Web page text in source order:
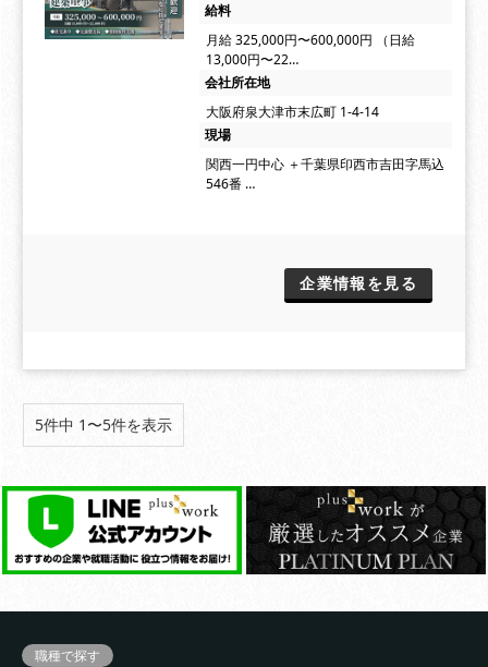
給料
月給 325,000円〜600,000円 （日給
13,000円〜22…
会社所在地
大阪府泉大津市末広町 1-4-14
現場
関西一円中心 ＋千葉県印西市吉田字馬込
546番 …
企業情報を見る
5件中 1〜5件を表示
職種で探す